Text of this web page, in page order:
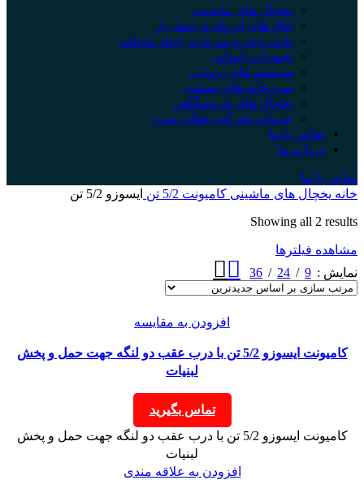
یخچال های ماشینی
اتاق های ایزوله ی حمل بار
پلیت ذخیره سرما در ابعاد مختلف
تجهیزات لبنیاتی
سیستم های برودتی
سردخانه های صنعتی
یخچال های فروشگاهی
خدمات شرکت عقاب سرد
تماس با ما
درباره ما
تماس با ما
خانه یخچال های ماشینی کامیونت 5/2 تن
ایسوزو 5/2 تن
Showing all 2 results
مشاهده فیلترها
نمایش
9
24
36
افزودن به مقایسه
کامیونت ایسوزو 5/2 تن با درب عقب دو لنگه جهت حمل و پخش
لبنیات
تماس بگیرید
کامیونت ایسوزو 5/2 تن با درب عقب دو لنگه جهت حمل و پخش
لبنیات
افزودن به علاقه مندی